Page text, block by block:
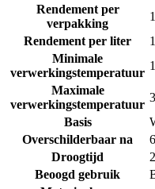
Rendement per
verpakking
Rendement per liter
Minimale
verwerkingstemperatuur
Maximale
verwerkingstemperatuur
Basis
Overschilderbaar na
Droogtijd
Beoogd gebruik